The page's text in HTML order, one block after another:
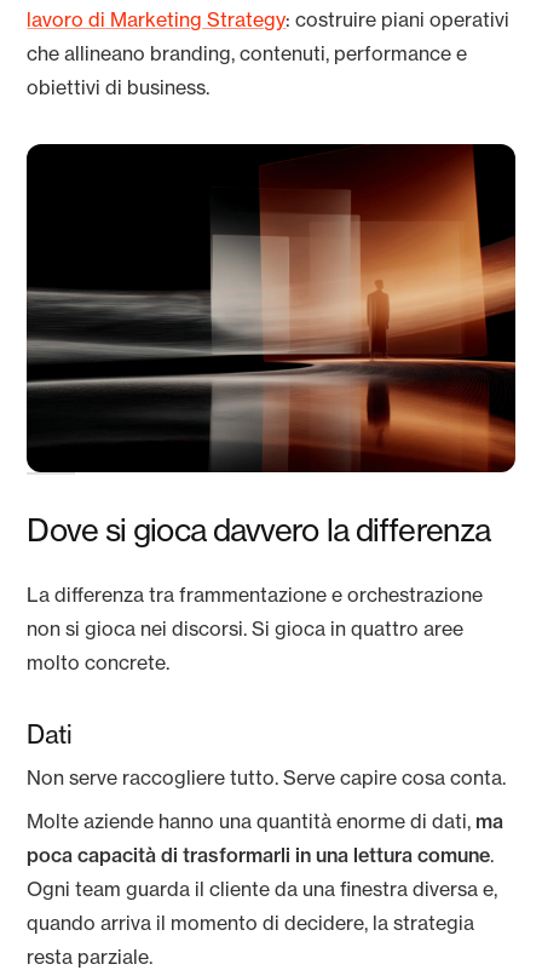
lavoro di Marketing Strategy: costruire piani operativi
che allineano branding, contenuti, performance e
obiettivi di business.
Dove si gioca davvero la differenza
La differenza tra frammentazione e orchestrazione
non si gioca nei discorsi. Si gioca in quattro aree
molto concrete.
Dati
Non serve raccogliere tutto. Serve capire cosa conta.
Molte aziende hanno una quantità enorme di dati, ma
poca capacità di trasformarli in una lettura comune.
Ogni team guarda il cliente da una finestra diversa e,
quando arriva il momento di decidere, la strategia
resta parziale.